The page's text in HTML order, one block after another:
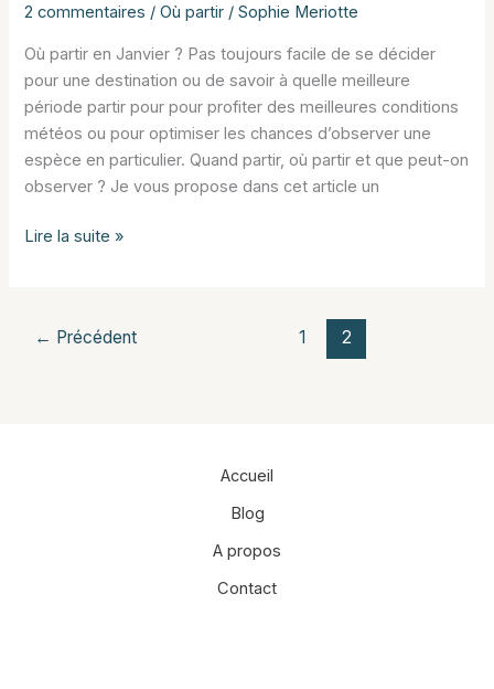
2 commentaires /Où partir /Sophie Meriotte
Où partir en Janvier ? Pas toujours facile de se décider
pour une destination ou de savoir à quelle meilleure
période partir pour pour profiter des meilleures conditions
météos ou pour optimiser les chances d’observer une
espèce en particulier. Quand partir, où partir et que peut-on
observer ? Je vous propose dans cet article un
Où
Lire la suite »
← Précédent 1 2
Accueil
Blog
A propos
Contact